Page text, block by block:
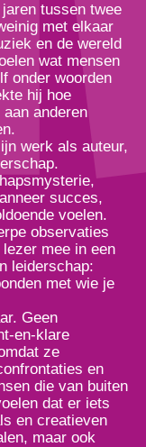
tussen twee
met elkaar
en de wereld
wat mensen
onder woorden
hij hoe
anderen
werk als auteur,
succes,
voelen.
observaties
mee in een
leiderschap:
met wie je
Geen
en-klare
ze
en
die van buiten
dat er iets
en creatieven
maar ook